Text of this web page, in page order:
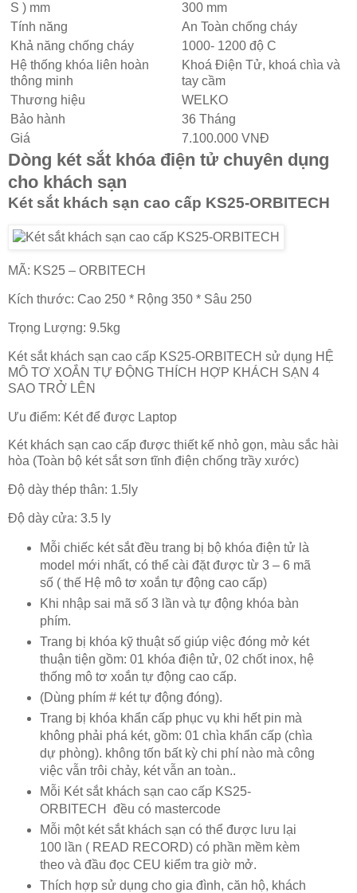
S ) mm
300 mm
Tính năng
An Toàn chống cháy
Khả năng chống cháy
1000- 1200 độ C
Hệ thống khóa liên hoàn
thông minh
Khoá Điện Tử, khoá chìa và
tay cầm
Thương hiệu
WELKO
Bảo hành
36 Tháng
Giá
7.100.000 VNĐ
Dòng két sắt khóa điện tử chuyên dụng
cho khách sạn
Két sắt khách sạn cao cấp KS25-ORBITECH
MÃ: KS25 – ORBITECH
Kích thước: Cao 250 * Rộng 350 * Sâu 250
Trọng Lượng: 9.5kg
Két sắt khách sạn cao cấp KS25-ORBITECH sử dụng HỆ
MÔ TƠ XOẮN TỰ ĐỘNG THÍCH HỢP KHÁCH SẠN 4
SAO TRỞ LÊN
Ưu điểm: Két để được Laptop
Két khách sạn cao cấp được thiết kế nhỏ gọn, màu sắc hài
hòa (Toàn bộ két sắt sơn tĩnh điện chống trầy xước)
Độ dày thép thân: 1.5ly
Độ dày cửa: 3.5 ly
Mỗi chiếc két sắt đều trang bị bộ khóa điện tử là
model mới nhất, có thể cài đặt được từ 3 – 6 mã
số ( thế Hệ mô tơ xoắn tự động cao cấp)
Khi nhập sai mã số 3 lần và tự động khóa bàn
phím.
Trang bị khóa kỹ thuật số giúp việc đóng mở két
thuận tiện gồm: 01 khóa điện tử, 02 chốt inox, hệ
thống mô tơ xoắn tự động cao cấp.
(Dùng phím # két tự động đóng).
Trang bị khóa khẩn cấp phục vụ khi hết pin mà
không phải phá két, gồm: 01 chìa khẩn cấp (chìa
dự phòng). không tốn bất kỳ chi phí nào mà công
việc vẫn trôi chảy, két vẫn an toàn..
Mỗi Két sắt khách sạn cao cấp KS25-
ORBITECH đều có mastercode
Mỗi một két sắt khách sạn có thể được lưu lại
100 lần ( READ RECORD) có phần mềm kèm
theo và đầu đọc CEU kiểm tra giờ mở.
Thích hợp sử dụng cho gia đình, căn hộ, khách